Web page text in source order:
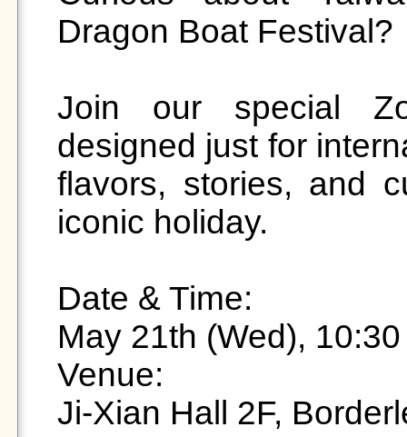
Dragon Boat Festival?
Join our special
designed just for
flavors, stories, and
iconic holiday.
Date & Time:
May 21th (Wed),
Venue:
Ji-Xian Hall 2F,